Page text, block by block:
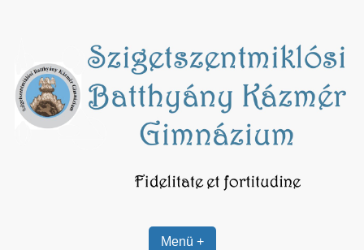
Menü +